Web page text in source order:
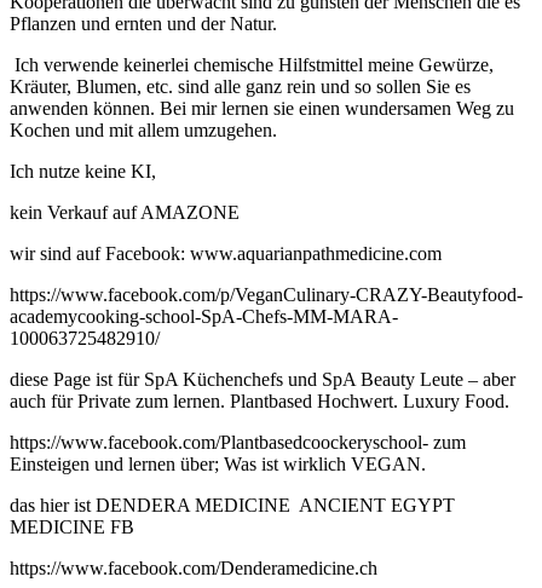
Pflanzen und ernten und der Natur.
Ich verwende keinerlei chemische Hilfstmittel meine Gewürze,
Kräuter, Blumen, etc. sind alle ganz rein und so sollen Sie es
anwenden können. Bei mir lernen sie einen wundersamen Weg zu
Kochen und mit allem umzugehen.
Ich nutze keine KI,
kein Verkauf auf AMAZONE
wir sind auf Facebook: www.aquarianpathmedicine.com
https://www.facebook.com/p/VeganCulinary-CRAZY-Beautyfood-
academycooking-school-SpA-Chefs-MM-MARA-
100063725482910/
diese Page ist für SpA Küchenchefs und SpA Beauty Leute – aber
auch für Private zum lernen. Plantbased Hochwert. Luxury Food.
https://www.facebook.com/Plantbasedcoockeryschool- zum
Einsteigen und lernen über; Was ist wirklich VEGAN.
das hier ist DENDERA MEDICINE ANCIENT EGYPT
MEDICINE FB
https://www.facebook.com/Denderamedicine.ch